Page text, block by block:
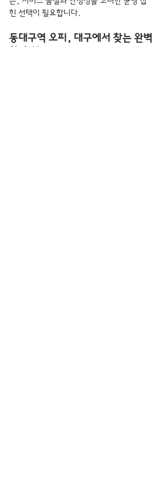
힌 선택이 필요합니다.
동대구역 오피, 대구에서 찾는 완벽